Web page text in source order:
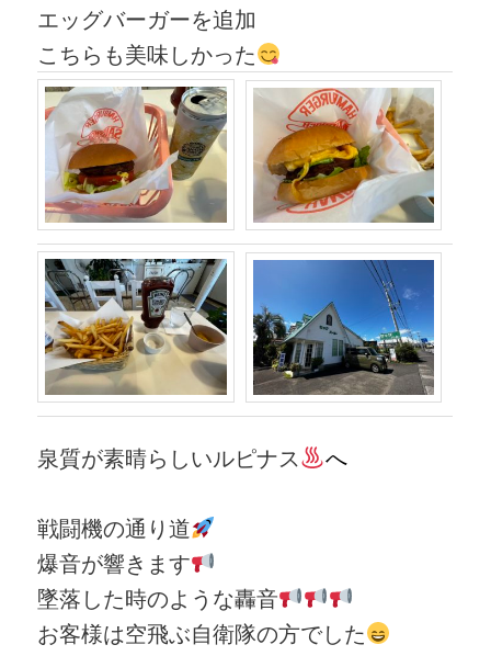
エッグバーガーを追加
こちらも美味しかった
泉質が素晴らしいルピナス へ
戦闘機の通り道
爆音が響きます
墜落した時のような轟音
お客様は空飛ぶ自衛隊の方でした